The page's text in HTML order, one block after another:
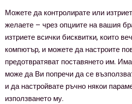
Можете да контролирате или
желаете – чрез опциите на вашия
изтриете всички бисквитки, които
компютър, и можете да настроите
предотвратяват поставянето им.
може да Ви попречи да се
и да настройвате ръчно някои
използването му.